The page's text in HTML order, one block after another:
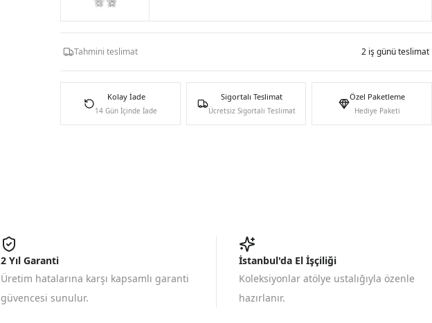
Tahmini teslimat 2 iş günü teslimat
Kolay İade
14 Gün İçinde İade
Sigortalı Teslimat
Ücretsiz Sigortalı Teslimat
Özel Paketleme
Hediye Paketi
2 Yıl Garanti
Üretim hatalarına karşı kapsamlı garanti
güvencesi sunulur.
İstanbul'da El İşçiliği
Koleksiyonlar atölye ustalığıyla özenle
hazırlanır.